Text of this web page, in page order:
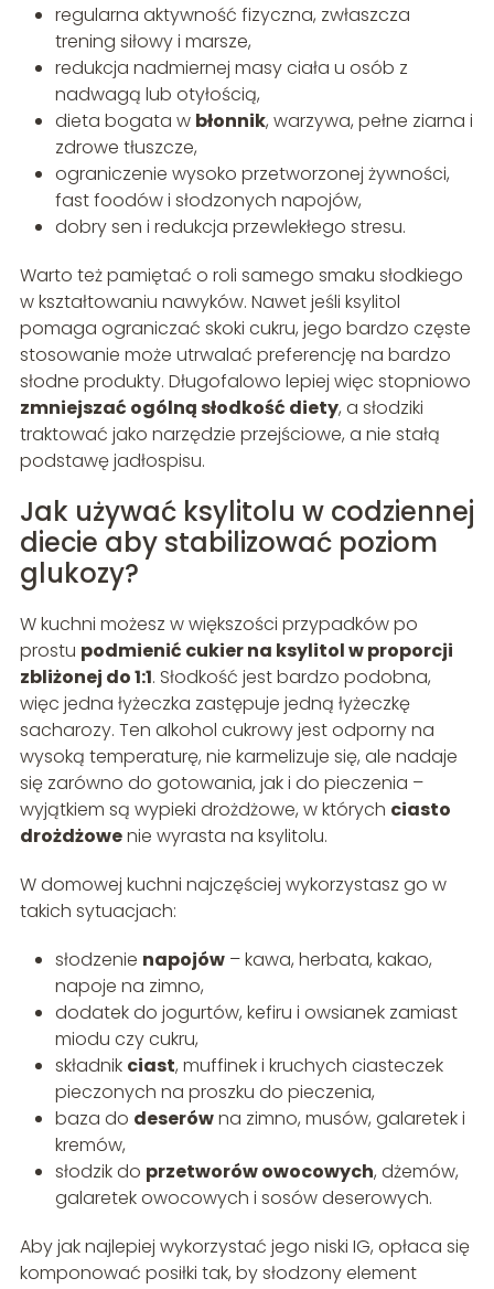
regularna aktywność fizyczna, zwłaszcza
trening siłowy i marsze,
redukcja nadmiernej masy ciała u osób z
nadwagą lub otyłością,
dieta bogata w błonnik, warzywa, pełne ziarna i
zdrowe tłuszcze,
ograniczenie wysoko przetworzonej żywności,
fast foodów i słodzonych napojów,
dobry sen i redukcja przewlekłego stresu.
Warto też pamiętać o roli samego smaku słodkiego
w kształtowaniu nawyków. Nawet jeśli ksylitol
pomaga ograniczać skoki cukru, jego bardzo częste
stosowanie może utrwalać preferencję na bardzo
słodne produkty. Długofalowo lepiej więc stopniowo
zmniejszać ogólną słodkość diety, a słodziki
traktować jako narzędzie przejściowe, a nie stałą
podstawę jadłospisu.
Jak używać ksylitolu w codziennej
diecie aby stabilizować poziom
glukozy?
W kuchni możesz w większości przypadków po
prostu podmienić cukier na ksylitol w proporcji
zbliżonej do 1:1. Słodkość jest bardzo podobna,
więc jedna łyżeczka zastępuje jedną łyżeczkę
sacharozy. Ten alkohol cukrowy jest odporny na
wysoką temperaturę, nie karmelizuje się, ale nadaje
się zarówno do gotowania, jak i do pieczenia –
wyjątkiem są wypieki drożdżowe, w których ciasto
drożdżowenie wyrasta na ksylitolu.
W domowej kuchni najczęściej wykorzystasz go w
takich sytuacjach:
słodzenie napojów– kawa, herbata, kakao,
napoje na zimno,
dodatek do jogurtów, kefiru i owsianek zamiast
miodu czy cukru,
składnik ciast, muffinek i kruchych ciasteczek
pieczonych na proszku do pieczenia,
baza do deserówna zimno, musów, galaretek i
kremów,
słodzik do przetworów owocowych, dżemów,
galaretek owocowych i sosów deserowych.
Aby jak najlepiej wykorzystać jego niski IG, opłaca się
komponować posiłki tak, by słodzony element